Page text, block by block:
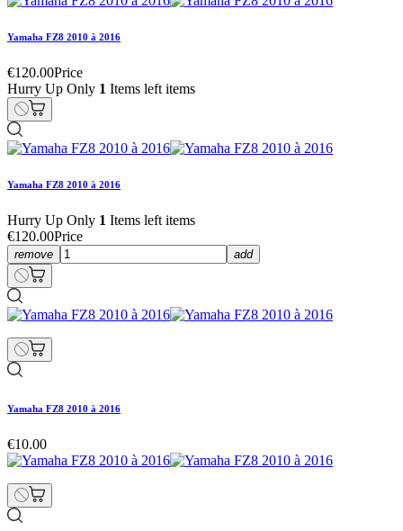
Yamaha FZ8 2010 à 2016
€120.00Price
Hurry Up Only 1 Items left items
Yamaha FZ8 2010 à 2016
Hurry Up Only 1 Items left items
€120.00Price
remove add
Yamaha FZ8 2010 à 2016
€10.00